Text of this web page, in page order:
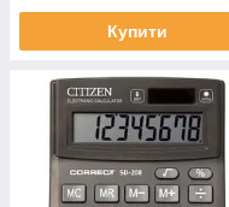
Купити